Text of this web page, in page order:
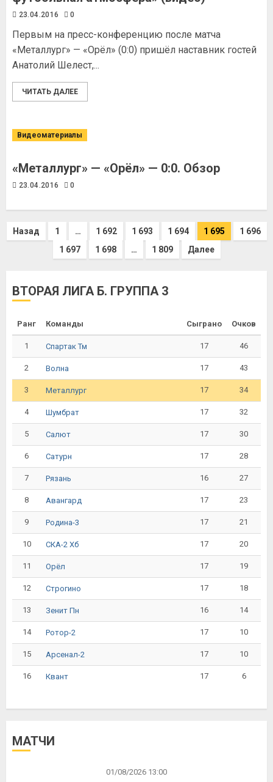
23.04.2016 0
Первым на пресс-конференцию после матча
«Металлург» — «Орёл» (0:0) пришёл наставник гостей
Анатолий Шелест,...
ЧИТАТЬ ДАЛЕЕ
Видеоматериалы
«Металлург» — «Орёл» — 0:0. Обзор
23.04.2016 0
Назад 1 … 1 692 1 693 1 694 1 695
1 696
1 697
1 698 … 1 809 Далее
ВТОРАЯ ЛИГА Б. ГРУППА 3
Ранг Команды Сыграно Очков
1 Спартак Тм 17 46
2 Волна 17 43
3 Металлург 17 34
4 Шумбрат 17 32
5 Салют 17 30
6 Сатурн 17 28
7 Рязань 16 27
8 Авангард 17 23
9 Родина-3 17 21
10 СКА-2 Хб 17 20
11 Орёл 17 19
12 Строгино 17 18
13 Зенит Пн 16 14
14 Ротор-2 17 10
15 Арсенал-2 17 10
16 Квант 17 6
МАТЧИ
01/08/2026 13:00